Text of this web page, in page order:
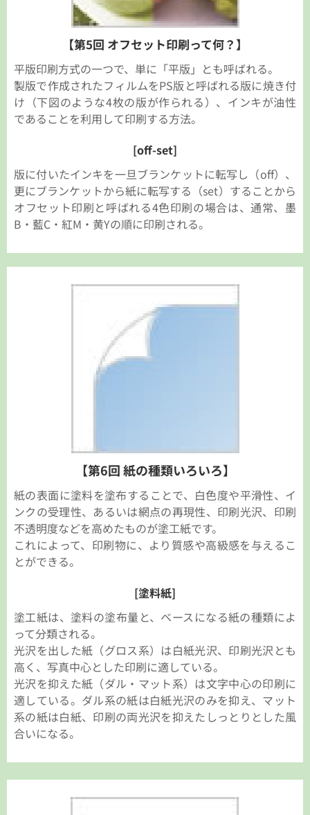
【第5回 オフセット印刷って何？】
平版印刷方式の一つで、単に「平版」とも呼ばれる。
製版で作成されたフィルムをPS版と呼ばれる版に焼き付
け（下図のような4枚の版が作られる）、インキが油性
であることを利用して印刷する方法。
[off-set]
版に付いたインキを一旦ブランケットに転写し（off）、
更にブランケットから紙に転写する（set）することから
オフセット印刷と呼ばれる4色印刷の場合は、通常、墨
B・藍C・紅M・黄Yの順に印刷される。
【第6回 紙の種類いろいろ】
紙の表面に塗料を塗布することで、白色度や平滑性、イ
ンクの受理性、あるいは網点の再現性、印刷光沢、印刷
不透明度などを高めたものが塗工紙です。
これによって、印刷物に、より質感や高級感を与えるこ
とができる。
[塗料紙]
塗工紙は、塗料の塗布量と、ベースになる紙の種類によ
って分類される。
光沢を出した紙（グロス系）は白紙光沢、印刷光沢とも
高く、写真中心とした印刷に適している。
光沢を抑えた紙（ダル・マット系）は文字中心の印刷に
適している。ダル系の紙は白紙光沢のみを抑え、マット
系の紙は白紙、印刷の両光沢を抑えたしっとりとした風
合いになる。